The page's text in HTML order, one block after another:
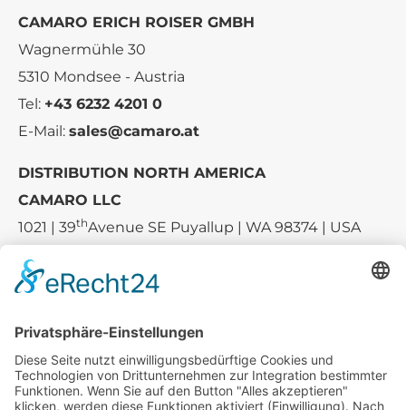
CAMARO ERICH ROISER GMBH
Wagnermühle 30
5310 Mondsee - Austria
Tel: +43 6232 4201 0
E-Mail: sales@camaro.at
DISTRIBUTION NORTH AMERICA
CAMARO LLC
1021 | 39thAvenue SE Puyallup | WA 98374 | USA
Tel.:+1 253-867-57 35
Unternehmen
Service